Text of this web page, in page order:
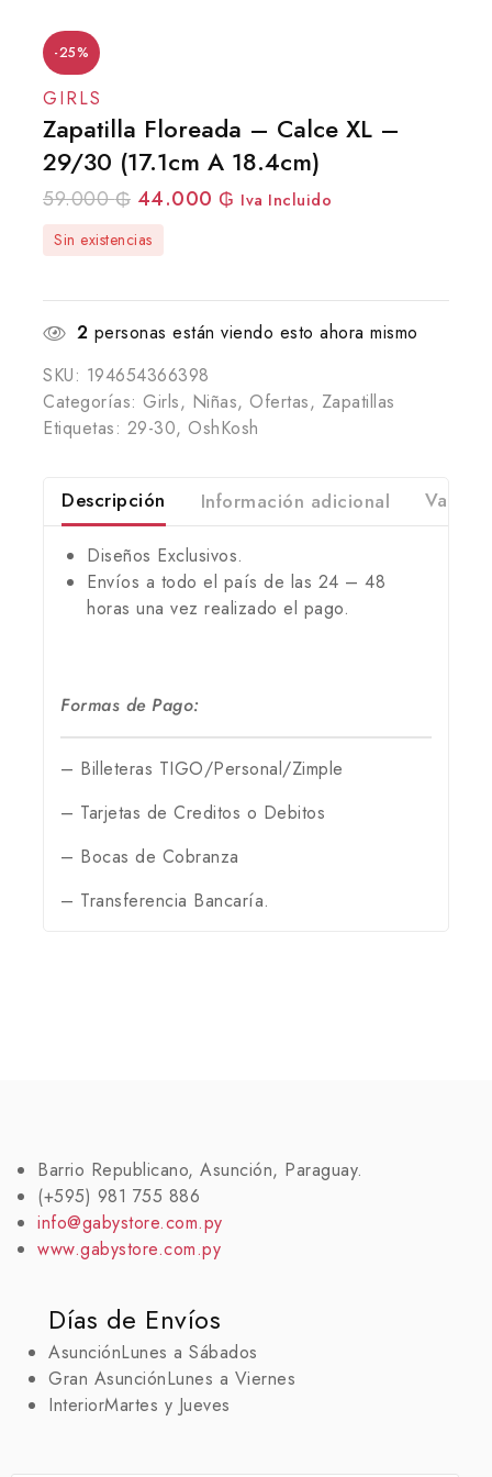
-25%
GIRLS
Zapatilla Floreada – Calce XL –
29/30 (17.1cm A 18.4cm)
59.000₲ 44.000 ₲ Iva Incluido
Sin existencias
2 personas están viendo esto ahora mismo
SKU: 194654366398
Categorías: Girls, Niñas, Ofertas, Zapatillas
Etiquetas: 29-30, OshKosh
Descripción Información adicional
Diseños Exclusivos.
Envíos a todo el país de las 24 – 48
horas una vez realizado el pago.
Formas de Pago:
– Billeteras TIGO/Personal/Zimple
– Tarjetas de Creditos o Debitos
– Bocas de Cobranza
– Transferencia Bancaría.
Barrio Republicano, Asunción, Paraguay.
(+595) 981 755 886
info@gabystore.com.py
www.gabystore.com.py
Días de Envíos
AsunciónLunes a Sábados
Gran AsunciónLunes a Viernes
InteriorMartes y Jueves